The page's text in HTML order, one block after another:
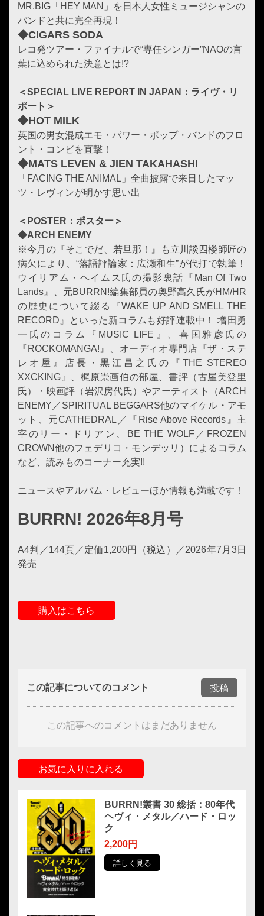
MR.BIG「HEY MAN」を日本人女性ミュージシャンの
バンドと共に完全再現！
◆CIGARS SODA
レコ発ツアー・ファイナルで“専任シンガー”NAOの言
葉に込められた決意とは!?
＜SPECIAL LIVE REPORT IN JAPAN：ライヴ・リ
ポート＞
◆HOT MILK
英国の男女混成エモ・パワー・ポップ・バンドのフロ
ント・コンビを直撃！
◆MATS LEVEN & JIEN TAKAHASHI
「FACING THE ANIMAL」全曲披露で来日したマッ
ツ・レヴィンが明かす思い出
＜POSTER：ポスター＞
◆ARCH ENEMY
※今月の『そこでだ、若旦那！』も立川談四楼師匠の
病欠により、“落語評論家：広瀬和生”が代打で執筆！
ウイリアム・ヘイムス氏の撮影裏話『Man Of Two
Lands』、元BURRN!編集部員の奥野高久氏がHM/HR
の歴史について綴る『WAKE UP AND SMELL THE
RECORD』といった新コラムも好評連載中！ 増田勇
一氏のコラム『MUSIC LIFE』、喜国雅彦氏の
『ROCKOMANGA!』、オーディオ専門店『ザ・ステ
レオ屋』店長・黒江昌之氏の『THE STEREO
XXCKING』、梶原崇画伯の部屋、書評（古屋美登里
氏）・映画評（岩沢房代氏）やアーティスト（ARCH
ENEMY／SPIRITUAL BEGGARS他のマイケル・アモ
ット、元CATHEDRAL／『Rise Above Records』主
宰のリー・ドリアン、BE THE WOLF／FROZEN
CROWN他のフェデリコ・モンデッリ）によるコラム
など、読みものコーナー充実!!
ニュースやアルバム・レビューほか情報も満載です！
BURRN! 2026年8月号
A4判／144頁／定価1,200円（税込）／2026年7月3日
発売
購入はこちら
この記事についてのコメント 投稿
この記事へのコメントはまだありません
お気に入りに入れる
BURRN!叢書 30 総括：80年代
ヘヴィ・メタル／ハード・ロッ
ク
2,200円
詳しく見る